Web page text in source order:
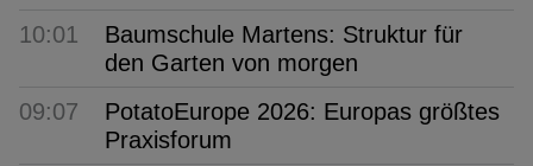
10:01
Baumschule Martens: Struktur für
den Garten von morgen
09:07
PotatoEurope 2026: Europas größtes
Praxisforum